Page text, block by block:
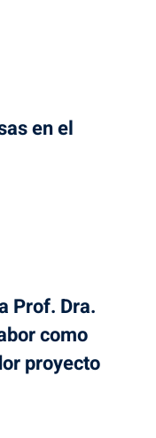
en el
Prof. Dra.
como
proyecto